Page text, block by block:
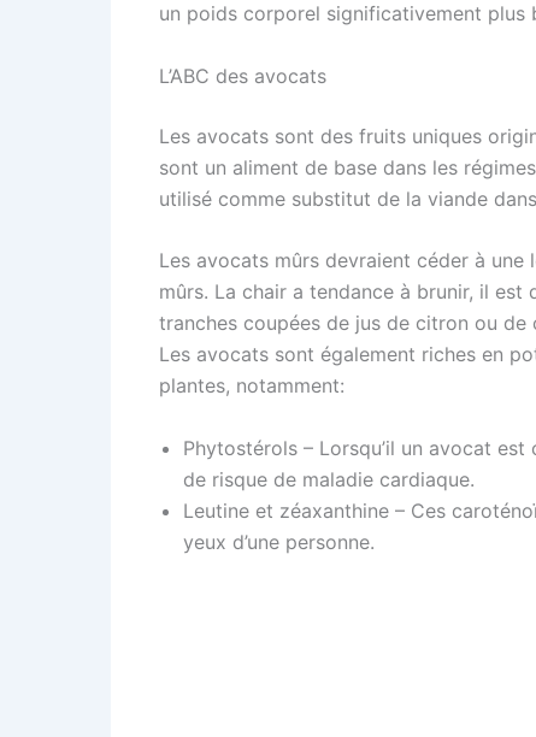
un poids corporel significativement plus
L’ABC des avocats
Les avocats sont des fruits uniques
sont un aliment de base dans les
utilisé comme substitut de la viande
Les avocats mûrs devraient céder à une
mûrs. La chair a tendance à brunir, il
tranches coupées de jus de citron ou
Les avocats sont également riches en
plantes, notamment:
Phytostérols – Lorsqu’il un avocat
de risque de maladie cardiaque.
Leutine et zéaxanthine – Ces
yeux d’une personne.